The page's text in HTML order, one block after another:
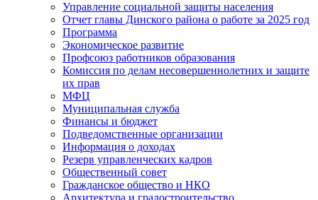
Управление социальной защиты населения
Отчет главы Динского района о работе за 2025 год
Программа
Экономическое развитие
Профсоюз работников образования
Комиссия по делам несовершеннолетних и защите
их прав
МФЦ
Муниципальная служба
Финансы и бюджет
Подведомственные организации
Информация о доходах
Резерв управленческих кадров
Общественный совет
Гражданское общество и НКО
Архитектура и градостроительство